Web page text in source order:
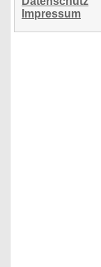
Impressum